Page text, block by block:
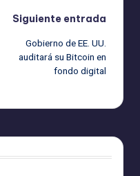
Siguiente entrada
Gobierno de EE. UU.
auditará su Bitcoin en
fondo digital